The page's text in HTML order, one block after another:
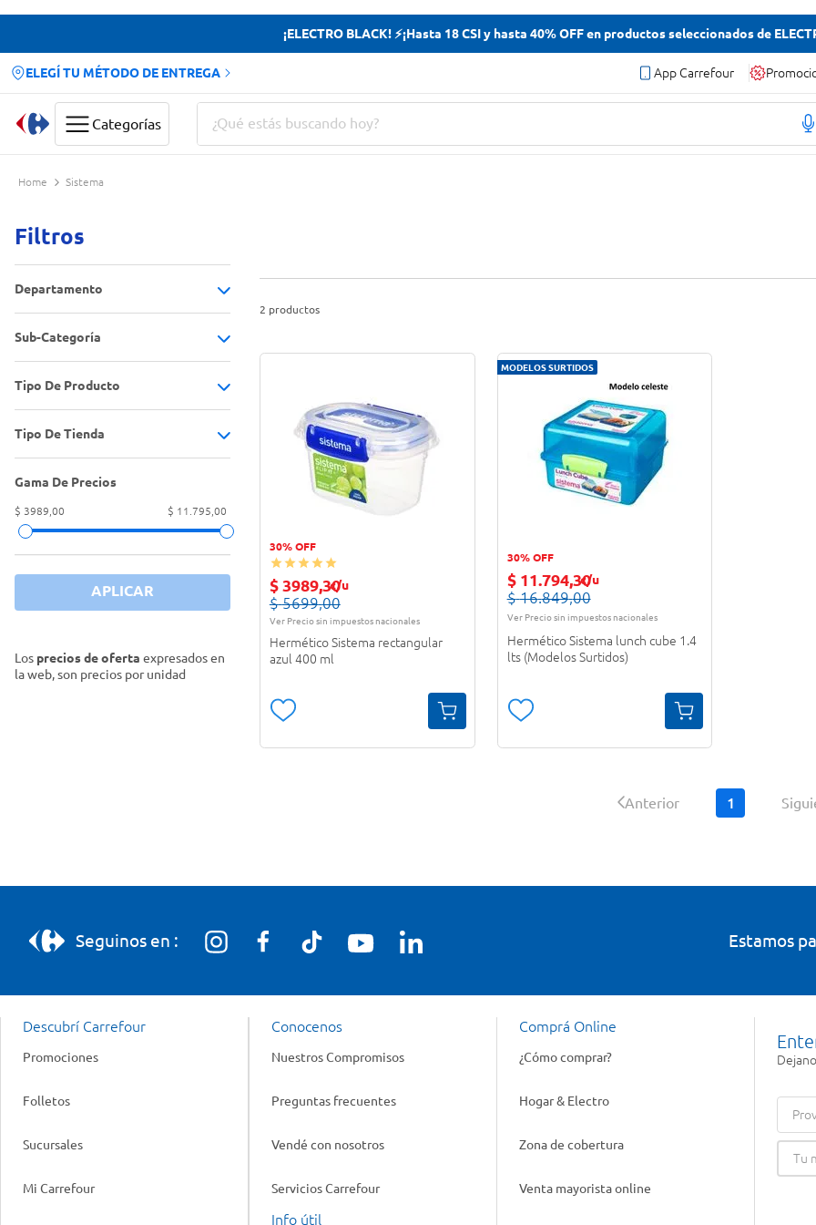
¡ELECTRO BLACK! ⚡¡Hasta 18 CSI y hasta 40% OFF en productos seleccionados de
ELEGÍ TU MÉTODO DE ENTREGA App Carrefour
Categorías
¿Qué estás buscando hoy?
Sistema
Filtros
Departamento
Hogar(2)
Sub-Categoría
Herméticos, frascos y botellas 2)
Tipo De Producto
Hermético(
Tipo De Tienda
Tienda Carrefour
Gama De Precios
$ 3989,00 $ 11.795,00
APLICAR
Los precios de oferta expresados en
la web, son precios por unidad
2 productos
30% OFF
$ 3989,30c/u
$ 5699,00
Ver Precio sin impuestos nacionales
Hermético Sistema rectangular
azul 400 ml
MODELOS SURTIDOS
30% OFF
$ 11.794,30c/u
$ 16.849,00
Ver Precio sin impuestos nacionales
Hermético Sistema lunch cube 1.4
lts (Modelos Surtidos)
Anterior 1
Seguinos en : Estamos
Descubrí Carrefour
Promociones
Folletos
Sucursales
Mi Carrefour
Conocenos
Nuestros Compromisos
Preguntas frecuentes
Vendé con nosotros
Servicios Carrefour
Info útil
Comprá Online
¿Cómo comprar?
Hogar & Electro
Zona de cobertura
Venta mayorista online
Términos más buscados
Cerveza